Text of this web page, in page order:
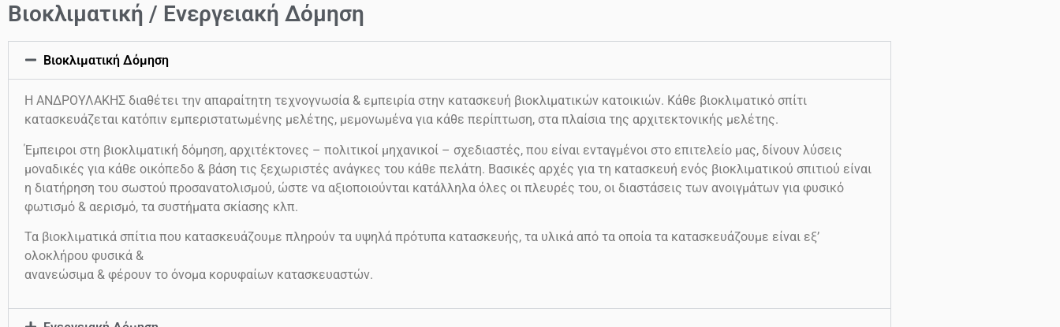
Βιοκλιματική / Ενεργειακή Δόμηση
Βιοκλιματική Δόμηση
Η ΑΝΔΡΟΥΛΑΚΗΣ διαθέτει την απαραίτητη τεχνογνωσία & εμπειρία στην κατασκευή βιοκλιματικών κατοικιών. Κάθε βιοκλιματικό σπίτι
κατασκευάζεται κατόπιν εμπεριστατωμένης μελέτης, μεμονωμένα για κάθε περίπτωση, στα πλαίσια της αρχιτεκτονικής μελέτης.
Έμπειροι στη βιοκλιματική δόμηση, αρχιτέκτονες – πολιτικοί μηχανικοί – σχεδιαστές, που είναι ενταγμένοι στο επιτελείο μας, δίνουν λύσεις
μοναδικές για κάθε οικόπεδο & βάση τις ξεχωριστές ανάγκες του κάθε πελάτη. Βασικές αρχές για τη κατασκευή ενός βιοκλιματικού σπιτιού είναι
η διατήρηση του σωστού προσανατολισμού, ώστε να αξιοποιούνται κατάλληλα όλες οι πλευρές του, οι διαστάσεις των ανοιγμάτων για φυσικό
φωτισμό & αερισμό, τα συστήματα σκίασης κλπ.
Τα βιοκλιματικά σπίτια που κατασκευάζουμε πληρούν τα υψηλά πρότυπα κατασκευής, τα υλικά από τα οποία τα κατασκευάζουμε είναι εξ’
ολοκλήρου φυσικά &
ανανεώσιμα & φέρουν το όνομα κορυφαίων κατασκευαστών.